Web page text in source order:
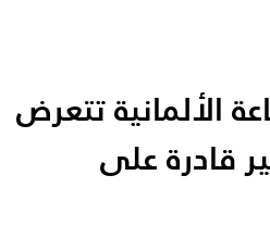
الألمانية تتعرض
قادرة على